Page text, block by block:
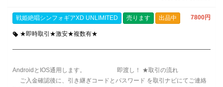
戦姫絶唱シンフォギアXD UNLIMITED 売ります 出品中 7800円
★即時取引★激安★複数有★
AndroidとIOS通用します。 即渡し！ ★取引の流れ
ご入金確認後に、引き継ぎコードとパスワード を取引ナビにてご連絡